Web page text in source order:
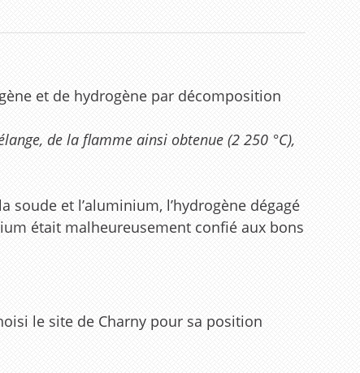
et de hydrogène par décomposition
de la flamme ainsi obtenue (2 250 °C),
soude et l’aluminium, l’hydrogène dégagé
était malheureusement confié aux bons
le site de Charny pour sa position